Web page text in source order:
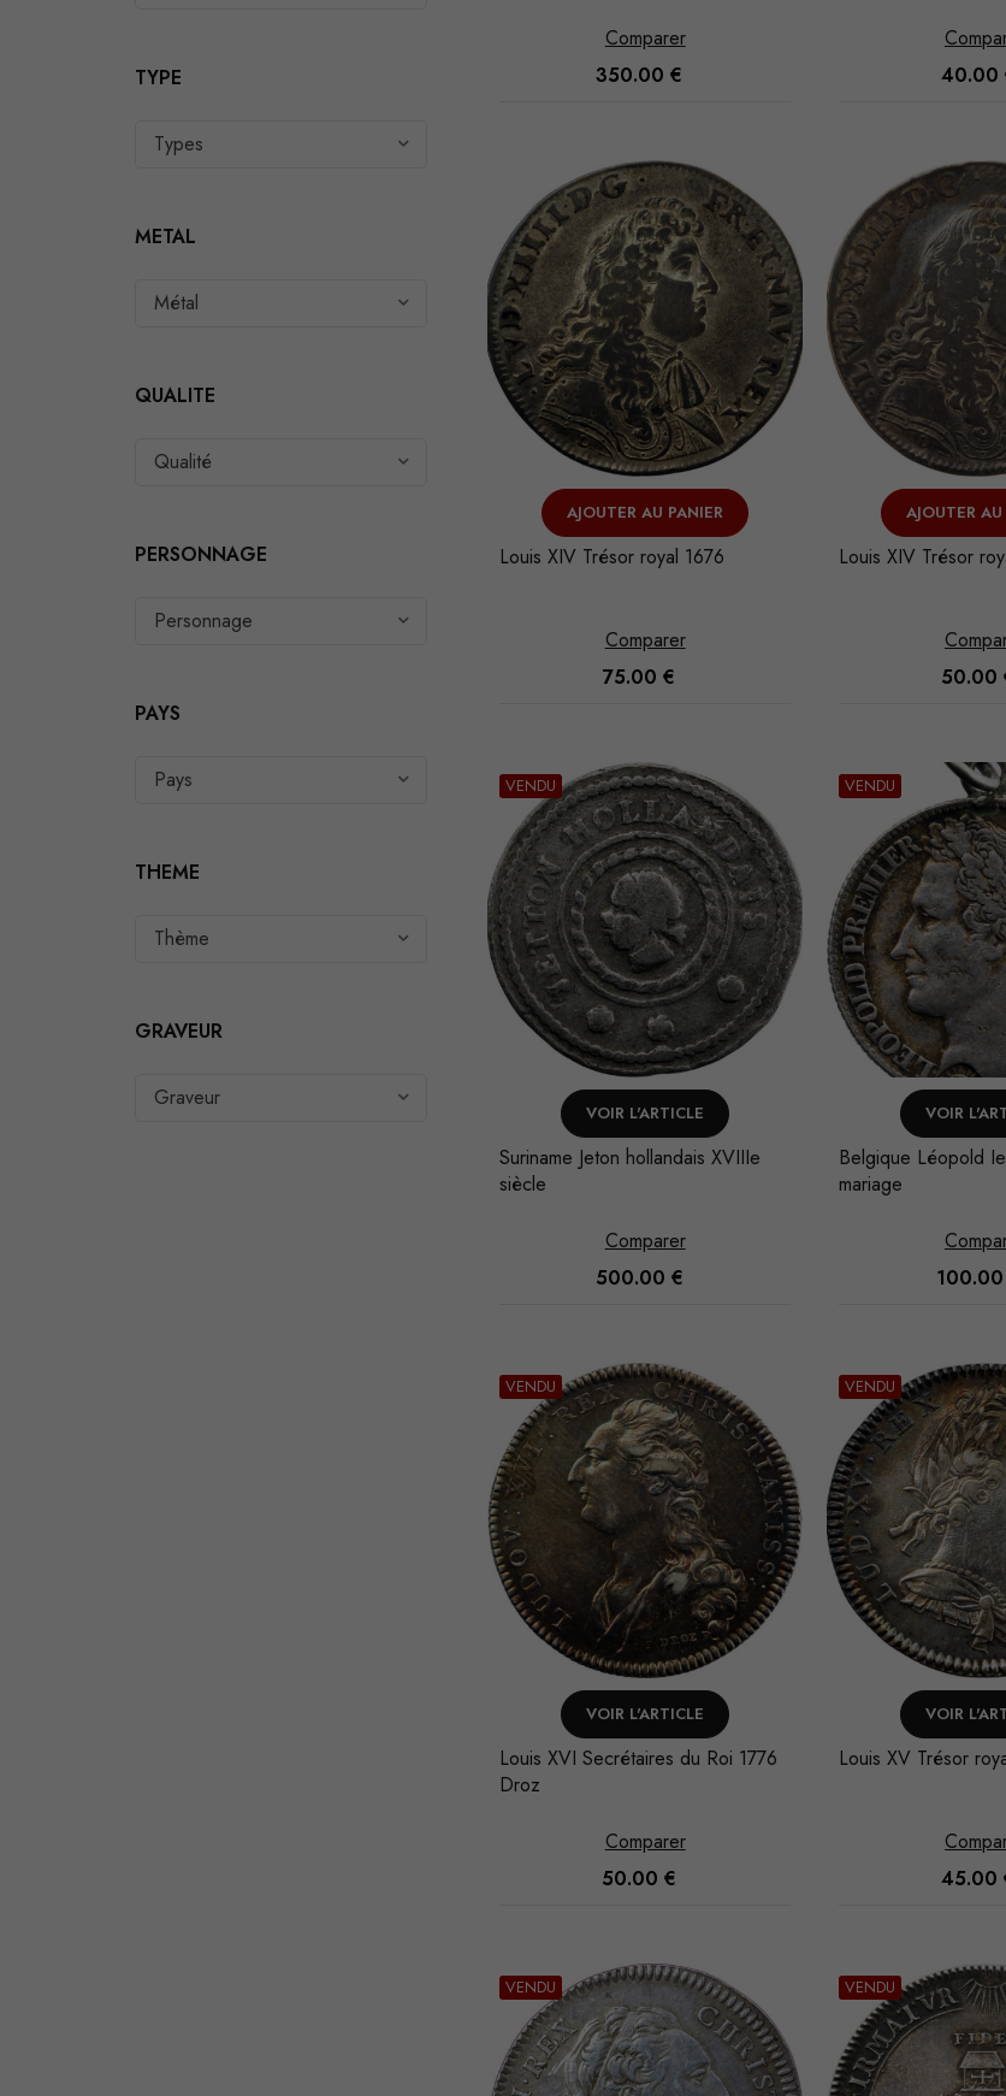
TYPE
Types
METAL
Métal
QUALITE
Qualité
PERSONNAGE
Personnage
PAYS
Pays
THEME
Thème
GRAVEUR
Graveur
Comparer
350.00€
40.00
AJOUTER AU PANIER
Louis XIV Trésor royal 1676
Comparer
75.00€
AJOUTER
Louis XIV Trésor
50.00
VENDU
VOIR L'ARTICLE
Suriname Jeton hollandais XVIIIe
siècle
Comparer
500.00 €
VENDU
VOIR
Belgique Léopold
mariage
100.00
VENDU
VOIR L'ARTICLE
Louis XVI Secrétaires du Roi 1776
Droz
Comparer
50.00€
VENDU
VOIR
Louis XV Trésor
45.00
VENDU VENDU
sont
nécessaires au
fonctionnement
du site Web.